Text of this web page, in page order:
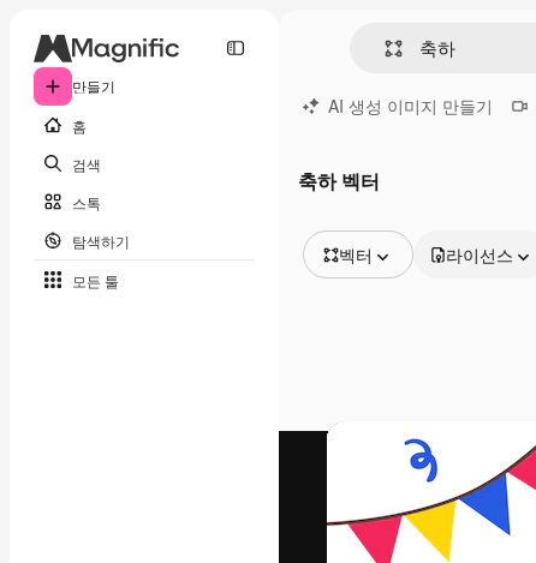
만들기
홈
검색
스톡
탐색하기
모든 툴
AI 생성 이미지 만들기
축하 벡터
벡터
동영상
3D 모델
라이선스